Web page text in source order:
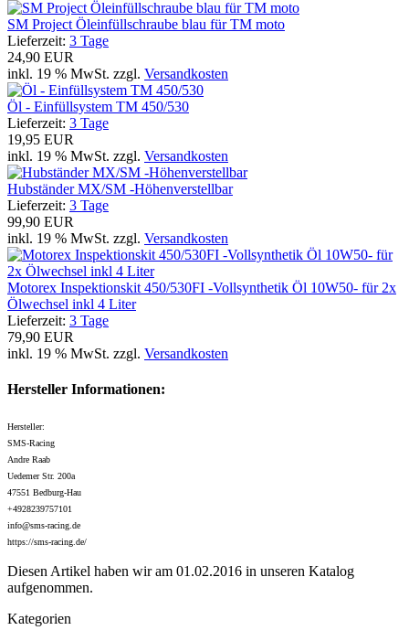
SM Project Öleinfüllschraube blau für TM moto
Lieferzeit: 3 Tage
24,90 EUR
inkl. 19 % MwSt. zzgl. Versandkosten
Öl - Einfüllsystem TM 450/530
Lieferzeit: 3 Tage
19,95 EUR
inkl. 19 % MwSt. zzgl. Versandkosten
Hubständer MX/SM -Höhenverstellbar
Lieferzeit: 3 Tage
99,90 EUR
inkl. 19 % MwSt. zzgl. Versandkosten
Motorex Inspektionskit 450/530FI -Vollsynthetik Öl 10W50- für 2x
Ölwechsel inkl 4 Liter
Lieferzeit: 3 Tage
79,90 EUR
inkl. 19 % MwSt. zzgl. Versandkosten
Hersteller Informationen:
Hersteller:
SMS-Racing
Andre Raab
Uedemer Str. 200a
47551 Bedburg-Hau
+4928239757101
info@sms-racing.de
https://sms-racing.de/
Diesen Artikel haben wir am 01.02.2016 in unseren Katalog
aufgenommen.
Kategorien